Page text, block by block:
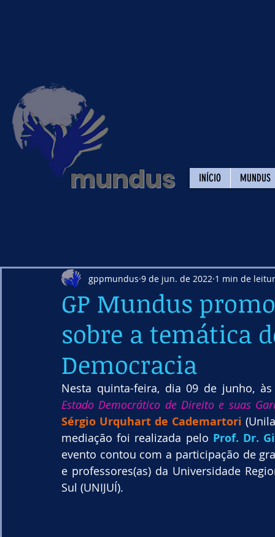
mundus INÍCIO MUNDUS
GP Mundus
sobre a temática
Democracia
gppmundus 9 de jun. de 2022 1 min de
Nesta quinta-feira, dia 09 de junho,
Estado Democrático de Direito e suas
Sérgio Urquhart de Cademartori
mediação foi realizada pelo Prof. Dr.
evento contou com a participação de
e professores(as) da Universidade
Sul (UNIJUÍ).